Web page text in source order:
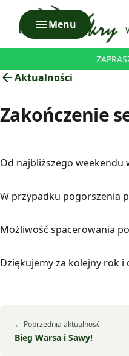
menuMenu
arrow_backAktualności
Zakończenie
Od najbliższego weekendu
W przypadku pogorszenia
Możliwość spacerowania
Dziękujemy za kolejny rok i
← Poprzednia aktualność
Bieg Warsa i Sawy!